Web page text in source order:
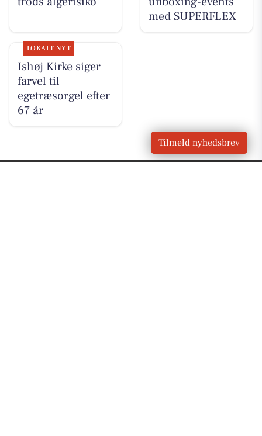
med SUPERFLEX
LOKALT NYT
Ishøj Kirke siger
farvel til
egetræsorgel efter
67 år
Tilmeld nyhedsbrev